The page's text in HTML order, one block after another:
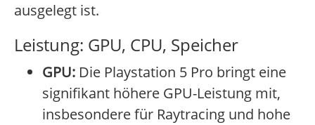
ausgelegt ist.
Leistung: GPU, CPU, Speicher
GPU: Die Playstation 5 Pro bringt eine
signifikant höhere GPU-Leistung mit,
insbesondere für Raytracing und hohe